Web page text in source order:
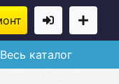
Весь каталог